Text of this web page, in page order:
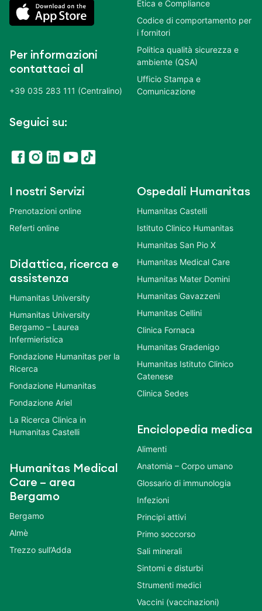
Per informazioni
contattaci al
+39 035 283 111 (Centralino)
Seguici su:
Etica e Compliance
Codice di comportamento per
i fornitori
Politica qualità sicurezza e
ambiente (QSA)
Ufficio Stampa e
Comunicazione
I nostri Servizi
Prenotazioni online
Referti online
Didattica, ricerca e
assistenza
Humanitas University
Humanitas University
Bergamo – Laurea
Infermieristica
Fondazione Humanitas per la
Ricerca
Fondazione Humanitas
Fondazione Ariel
La Ricerca Clinica in
Humanitas Castelli
Humanitas Medical
Care – area
Bergamo
Bergamo
Almè
Trezzo sull’Adda
Ospedali Humanitas
Humanitas Castelli
Istituto Clinico Humanitas
Humanitas San Pio X
Humanitas Medical Care
Humanitas Mater Domini
Humanitas Gavazzeni
Humanitas Cellini
Clinica Fornaca
Humanitas Gradenigo
Humanitas Istituto Clinico
Catenese
Clinica Sedes
Enciclopedia medica
Alimenti
Anatomia – Corpo umano
Glossario di immunologia
Infezioni
Principi attivi
Primo soccorso
Sali minerali
Sintomi e disturbi
Strumenti medici
Vaccini (vaccinazioni)